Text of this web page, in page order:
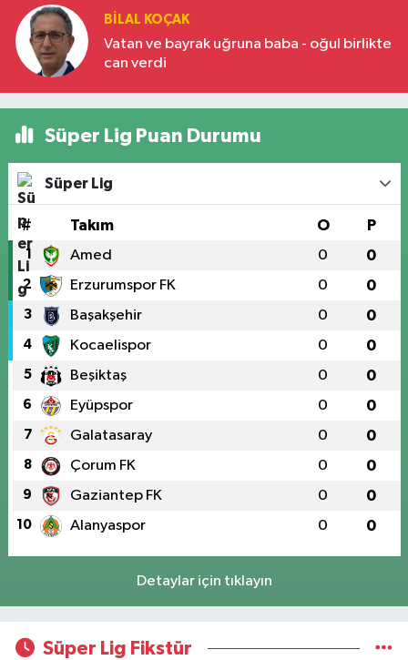
BILAL KOÇAK
Vatan ve bayrak uğruna baba - oğul birlikte
can verdi
Süper Lig Puan Durumu
Süper Lig
# Takım O P
1 Amed 0 0
2 Erzurumspor FK 0 0
3 Başakşehir 0 0
4 Kocaelispor 0 0
5 Beşiktaş 0 0
6 Eyüpspor 0 0
7 Galatasaray 0 0
8 Çorum FK 0 0
9 Gaziantep FK 0 0
10 Alanyaspor 0 0
Detaylar için tıklayın
Süper Lig Fikstür